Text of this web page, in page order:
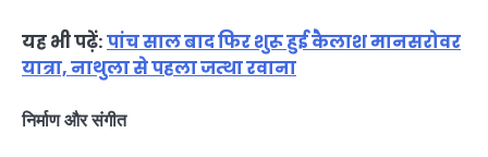
यह भी पढ़ें:पांच साल बाद फिर शुरू हुई कैलाश मानसरोवर
यात्रा, नाथुला से पहला जत्था रवाना
निर्माण और संगीत